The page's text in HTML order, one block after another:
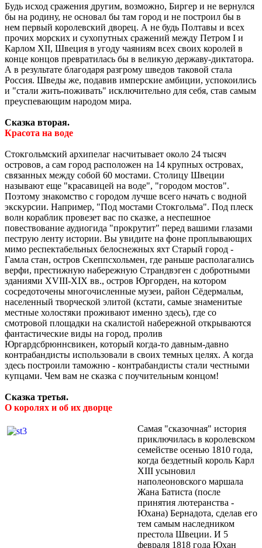
Будь исход сражения другим, возможно, Биргер и не вернулся
бы на родину, не основал бы там город и не построил бы в
нем первый королевский дворец. А не будь Полтавы и всех
прочих морских и сухопутных сражений между Петром I и
Карлом XII, Швеция в угоду чаяниям всех своих королей в
конце концов превратилась бы в великую державу-диктатора.
А в результате благодаря разгрому шведов таковой стала
Россия. Шведы же, подавив имперские амбиции, успокоились
и "стали жить-поживать" исключительно для себя, став самым
преуспевающим народом мира.
Сказка вторая.
Красота на воде
Стокгольмский архипелаг насчитывает около 24 тысяч
островов, а сам город расположен на 14 крупных островах,
связанных между собой 60 мостами. Столицу Швеции
называют еще "красавицей на воде", "городом мостов".
Поэтому знакомство с городом лучше всего начать с водной
экскурсии. Например, "Под мостами Стокгольма". Под плеск
волн кораблик провезет вас по сказке, а неспешное
повествование аудиогида "прокрутит" перед вашими глазами
пеструю ленту истории. Вы увидите на фоне проплывающих
мимо респектабельных белоснежных яхт Старый город -
Гамла стан, остров Скеппсхольмен, где раньше располагались
верфи, престижную набережную Страндвэген с добротными
зданиями XVIII-XIX вв., остров Юргорден, на котором
сосредоточены многочисленные музеи, район Сёдермальм,
населенный творческой элитой (кстати, самые знаменитые
местные холостяки проживают именно здесь), где со
смотровой площадки на скалистой набережной открываются
фантастические виды на город, пролив
Юргардсбрюннсвикен, который когда-то давным-давно
контрабандисты использовали в своих темных целях. А когда
здесь построили таможню - контрабандисты стали честными
купцами. Чем вам не сказка с поучительным концом!
Сказка третья.
О королях и об их дворце
Самая "сказочная" история
приключилась в королевском
семействе осенью 1810 года,
когда бездетный король Карл
XIII усыновил
наполеоновского маршала
Жана Батиста (после
принятия лютеранства -
Юхана) Бернадота, сделав его
тем самым наследником
престола Швеции. И 5
февраля 1818 года Юхан